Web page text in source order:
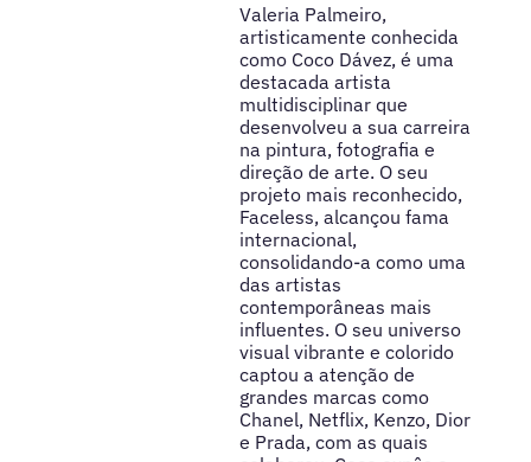
Valeria Palmeiro,
artisticamente conhecida
como Coco Dávez, é uma
destacada artista
multidisciplinar que
desenvolveu a sua carreira
na pintura, fotografia e
direção de arte. O seu
projeto mais reconhecido,
Faceless, alcançou fama
internacional,
consolidando-a como uma
das artistas
contemporâneas mais
influentes. O seu universo
visual vibrante e colorido
captou a atenção de
grandes marcas como
Chanel, Netflix, Kenzo, Dior
e Prada, com as quais